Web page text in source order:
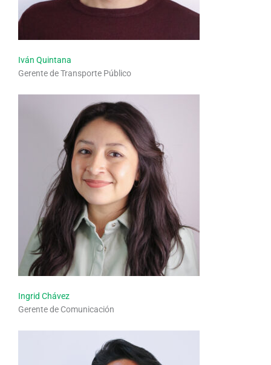
Iván Quintana
Gerente de Transporte Público
Ingrid Chávez
Gerente de Comunicación